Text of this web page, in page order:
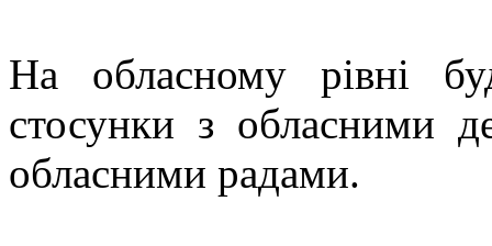
На обласному рівні
стосунки з обласними
обласними радами.